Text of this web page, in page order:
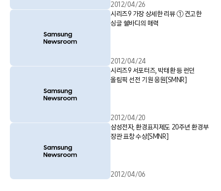
2012/04/26
시리즈9 가장 상세한 리뷰 ① 견고한
싱글 쉘바디의 매력
2012/04/24
시리즈9 서포터즈, 박태환 등 런던
올림픽 선전 기원 응원[SMNR]
2012/04/20
삼성전자, 환경표지제도 20주년 환경부
장관 표창 수상[SMNR]
2012/04/06